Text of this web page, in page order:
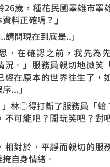
26歲，種花民國睪雄市睪
料正確嗎？」
請問現在到底是..」
，在確認之前，我先為
況。」服務員親切地微笑
經在原本的世界往生了，
...」
」林○得打斷了服務員「蛤
不可能吧？開玩笑吧？對
相對於，平靜而親切的服
自身情緒。